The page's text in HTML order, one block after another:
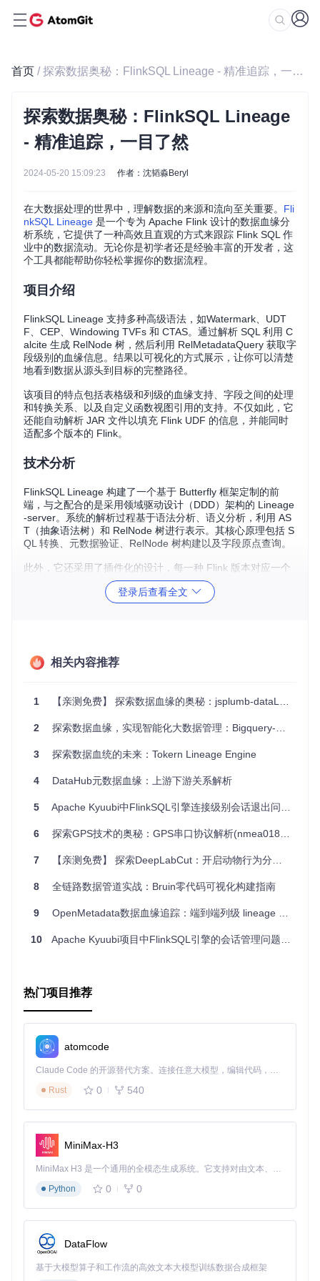
首页 / 探索数据奥秘：FlinkSQL Lineage - 精准追踪，一目了然
探索数据奥秘：FlinkSQL Lineage
- 精准追踪，一目了然
2024-05-20 15:09:23 作者：沈韬淼Beryl
在大数据处理的世界中，理解数据的来源和流向至关重要。 Fli
nkSQL Lineage 是一个专为 Apache Flink 设计的数据血缘分
析系统，它提供了一种高效且直观的方式来跟踪 Flink SQL 作
业中的数据流动。无论你是初学者还是经验丰富的开发者，这
个工具都能帮助你轻松掌握你的数据流程。
项目介绍
FlinkSQL Lineage 支持多种高级语法，如Watermark、UDT
F、CEP、Windowing TVFs 和 CTAS。通过解析 SQL 利用 C
alcite 生成 RelNode 树，然后利用 RelMetadataQuery 获取字
段级别的血缘信息。结果以可视化的方式展示，让你可以清楚
地看到数据从源头到目标的完整路径。
该项目的特点包括表格级和列级的血缘支持、字段之间的处理
和转换关系、以及自定义函数视图引用的支持。不仅如此，它
还能自动解析 JAR 文件以填充 Flink UDF 的信息，并能同时
适配多个版本的 Flink。
技术分析
FlinkSQL Lineage 构建了一个基于 Butterfly 框架定制的前
端，与之配合的是采用领域驱动设计（DDD）架构的 Lineage
-server。系统的解析过程基于语法分析、语义分析，利用 AS
T（抽象语法树）和 RelNode 树进行表示。其核心原理包括 S
QL 转换、元数据验证、RelNode 树构建以及字段原点查询。
此外，它还采用了插件化的设计，每一种 Flink 版本对应一个
插件，通过 SPI 和 Classloaders 实现动态加载，保证了对不
同版本的良好兼容性。
数据治理：用于监控数据质量，确保数据的准确性和一致
性。
头。
业务理解：对于新入职团队成员快速了解现有业务逻辑和数
据流转过程非常有帮助。
速找出问题所在。
项目特点
全面支持：不仅覆盖基础的 SQL 操作，还包括复杂的 Flin
k 高级特性。
直观可视
：强大的图形化界面让你一目了然地查看数据血
缘关系。
来的影响。
的工作。
得简单易行。
动。如果你有任何疑问或者想要贡献力量，别忘了
你数据工程中的得力助手吧！
登录后查看全文
相关内容推荐
1 【亲测免费】 探索数据血缘的奥秘：jsplumb-dataLineage-vue 项目推荐
2 探索数据血缘，实现智能化大数据管理：Bigquery-data-lineage
3 探索数据血统的未来：Tokern Lineage Engine
4 DataHub元数据血缘：上游下游关系解析
5 Apache Kyuubi中FlinkSQL引擎连接级别会话退出问题分析
6 探索GPS技术的奥秘：GPS串口协议解析(nmea0183)资源推荐
7 【亲测免费】 探索DeepLabCut：开启动物行为分析的新纪元
8 全链路数据管道实战：Bruin零代码可视化构建指南
9 OpenMetadata数据血缘追踪：端到端列级 lineage 实现指南
10 Apache Kyuubi项目中FlinkSQL引擎的会话管理问题分析
热门项目推荐
atomcode
Claude Code 的开源替代方案。连接任意大模型，编辑代码，运行命令，自动验证 — 全自动执行。用 Rust 构建，极致性能。 ｜ An open-source alternative to Claude Code. Connect any LLM, edit code, run commands, and verify changes — autonomously. Built in Rust for speed. Get Started
Rust
0 540
MiniMax-H3
MiniMax H3 是一个通用的全模态生成系统。它支持对由文本、图像、视频和音频组成的多模态上下文进行统一理解，并能生成分辨率高达 2K、时长可达 15 秒的带原生立体声音频的视频。得益于面向任务泛化的系统设计，H3 在预训练阶段就已具备广泛的多模态上下文理解与生成能力，能够出色地执行复杂的多模态指令。
Python
0 0
DataFlow
基于大模型算子和工作流的高效文本大模型训练数据合成框架